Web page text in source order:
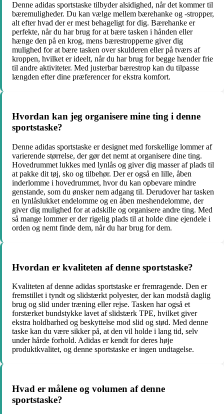
Denne adidas sportstaske tilbyder alsidighed, når det kommer til
bæremuligheder. Du kan vælge mellem bærehanke og -stropper,
alt efter hvad der er mest behageligt for dig. Bærehanke er
perfekte, når du har brug for at bære tasken i hånden eller
hænge den på en krog, mens bærestropperne giver dig
mulighed for at bære tasken over skulderen eller på tværs af
kroppen, hvilket er ideelt, når du har brug for begge hænder frie
til andre aktiviteter. Med justerbar bærestrop kan du tilpasse
længden efter dine præferencer for ekstra komfort.
Hvordan kan jeg organisere mine ting i denne
sportstaske?
Denne adidas sportstaske er designet med forskellige lommer af
varierende størrelse, der gør det nemt at organisere dine ting.
Hovedrummet lukkes med lynlås og giver dig masser af plads til
at pakke dit tøj, sko og tilbehør. Der er også en lille, åben
inderlomme i hovedrummet, hvor du kan opbevare mindre
genstande, som du ønsker nem adgang til. Derudover har tasken
en lynlåslukket endelomme og en åben meshendelomme, der
giver dig mulighed for at adskille og organisere andre ting. Med
så mange lommer er der rigelig plads til at holde dine ejendele i
orden og nemt finde dem, når du har brug for dem.
Hvordan er kvaliteten af denne sportstaske?
Kvaliteten af denne adidas sportstaske er fremragende. Den er
fremstillet i tyndt og slidstærkt polyester, der kan modstå daglig
brug og slid under træning eller rejse. Tasken har også et
forstærket bundstykke lavet af slidstærk TPE, hvilket giver
ekstra holdbarhed og beskyttelse mod slid og stød. Med denne
taske kan du være sikker på, at den vil holde i lang tid, selv
under hårde forhold. Adidas er kendt for deres høje
produktkvalitet, og denne sportstaske er ingen undtagelse.
Hvad er målene og volumen af denne
sportstaske?